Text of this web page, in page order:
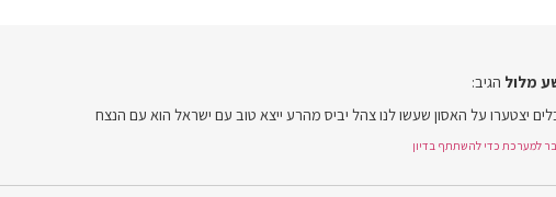
מלול הגיב:
יצטערו על האסון שעשו לנו צהל יביס מהרע ייצא טוב עם ישראל הוא עם הנצח
למערכת כדי להשתתף בדיון